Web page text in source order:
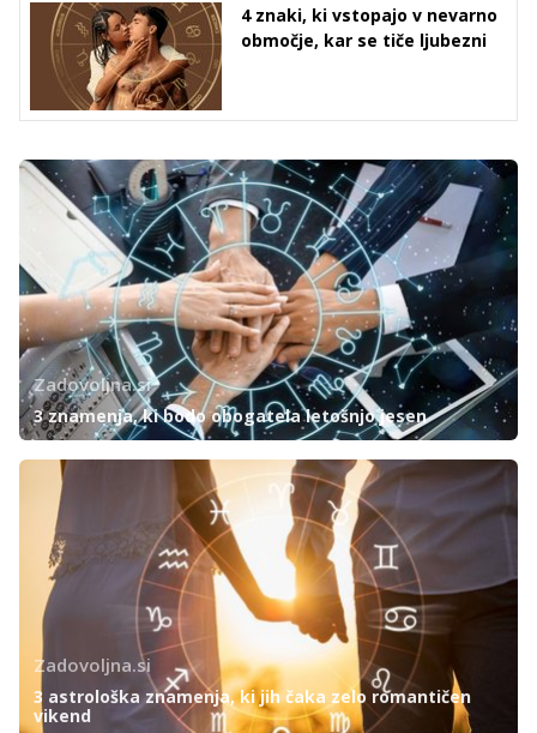
4 znaki, ki vstopajo v nevarno
območje, kar se tiče ljubezni
Zadovoljna.si
3 znamenja, ki bodo obogatela letošnjo jesen
Zadovoljna.si
3 astrološka znamenja, ki jih čaka zelo romantičen
vikend